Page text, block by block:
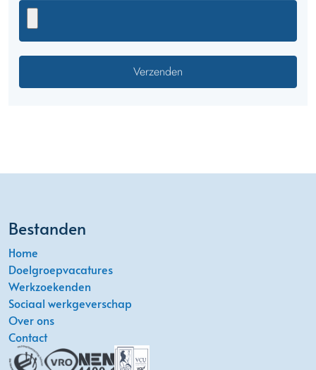
Bestanden
Home
Doelgroepvacatures
Werkzoekenden
Sociaal werkgeverschap
Over ons
Contact